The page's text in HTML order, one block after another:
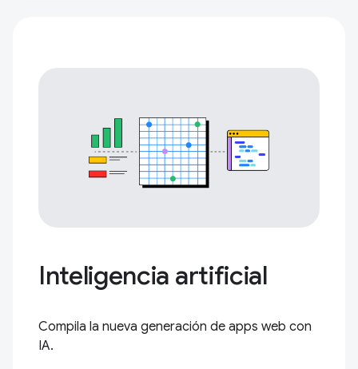
Inteligencia artificial
Compila la nueva generación de apps web con
IA.